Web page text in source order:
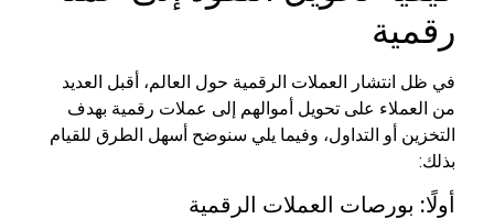
رقمية
في ظل انتشار العملات الرقمية حول العالم، أقبل العديد
من العملاء على تحويل أموالهم إلى عملات رقمية بهدف
التخزين أو التداول، وفيما يلي سنوضح أسهل الطرق للقيام
بذلك:
أولًا: بورصات العملات الرقمية